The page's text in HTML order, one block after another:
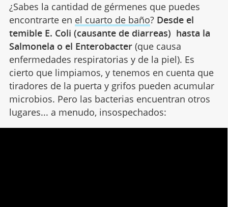
¿Sabes la cantidad de gérmenes que puedes
encontrarte en el cuarto de baño?Desde el
temible E. Coli (causante de diarreas) hasta la
Salmonela o el Enterobacter(que causa
enfermedades respiratorias y de la piel). Es
cierto que limpiamos, y tenemos en cuenta que
tiradores de la puerta y grifos pueden acumular
microbios. Pero las bacterias encuentran otros
lugares... a menudo, insospechados: